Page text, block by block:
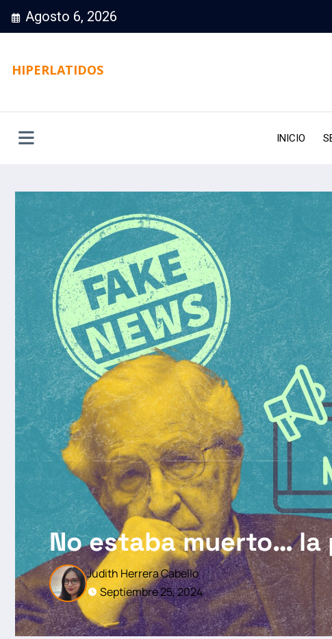
Saltar
Agosto 6, 2026
HIPERLATIDOS
INICIO
No estaba muerto…
Judith Herrera Cabello
Septiembre 25, 2024